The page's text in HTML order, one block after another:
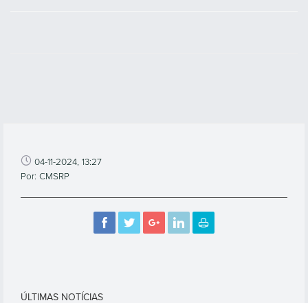
04-11-2024, 13:27
Por: CMSRP
ÚLTIMAS NOTÍCIAS